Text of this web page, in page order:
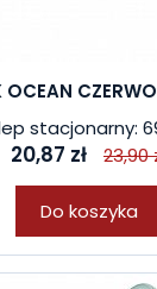
OCEAN
stacjonarny:
20,87 zł 23,90
Do koszyka